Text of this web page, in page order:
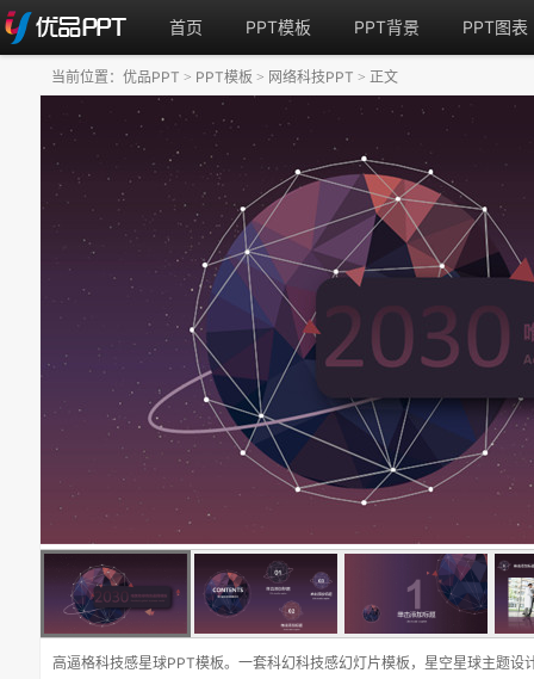
首页 PPT模板 PPT背景 PPT图表
高逼格科技感星球PPT模板。一套科幻科技感幻灯片模板，星空星球主题设
当前位置： 优品PPT > PPT模板 > 网络科技PPT > 正文